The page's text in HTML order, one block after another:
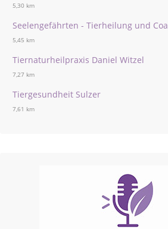
5,30 km
Seelengefährten - Tierheilung und
5,45 km
Tiernaturheilpraxis Daniel Witzel
7,27 km
Tiergesundheit Sulzer
7,61 km